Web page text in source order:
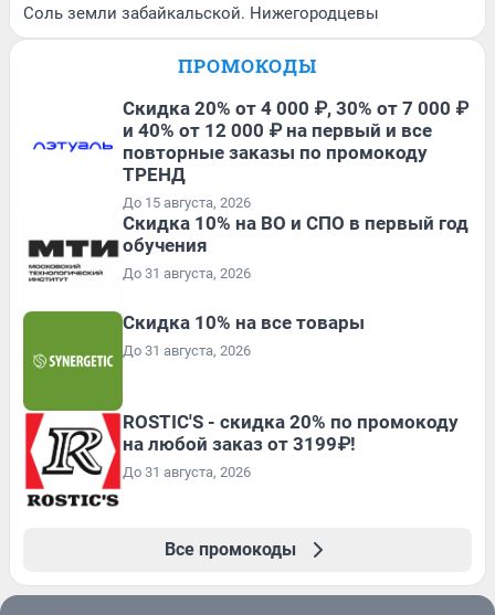
Соль земли забайкальской. Нижегородцевы
ПРОМОКОДЫ
Скидка 20% от 4 000 ₽, 30% от 7 000 ₽
и 40% от 12 000 ₽ на первый и все
повторные заказы по промокоду
ТРЕНД
До 15 августа, 2026
Скидка 10% на ВО и СПО в первый год
обучения
До 31 августа, 2026
Скидка 10% на все товары
До 31 августа, 2026
ROSTIC'S - скидка 20% по промокоду
на любой заказ от 3199₽!
До 31 августа, 2026
Все промокоды